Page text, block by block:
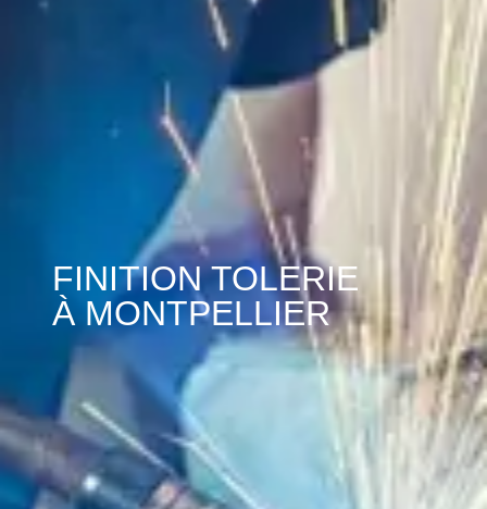
FINITION TOLERIE
À MONTPELLIER